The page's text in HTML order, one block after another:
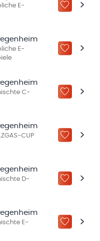
E-
ZU „MEINE
E-
ZU „MEINE
C-
ZU „MEINE
CUP
ZU „MEINE
D-
ZU „MEINE
E-
ZU „MEINE